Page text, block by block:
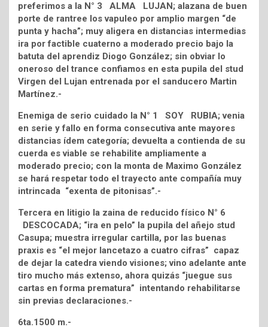
preferimos a la N° 3 ALMA LUJAN; alazana de buen
porte de rantree los vapuleo por amplio margen “de
punta y hacha”; muy aligera en distancias intermedias
ira por factible cuaterno a moderado precio bajo la
batuta del aprendiz Diogo González; sin obviar lo
oneroso del trance confiamos en esta pupila del stud
Virgen del Lujan entrenada por el sanducero Martin
Martínez.-
Enemiga de serio cuidado la N° 1 SOY RUBIA; venia
en serie y fallo en forma consecutiva ante mayores
distancias ídem categoría; devuelta a contienda de su
cuerda es viable se rehabilite ampliamente a
moderado precio; con la monta de Maximo González
se hará respetar todo el trayecto ante compañía muy
intrincada “exenta de pitonisas”.-
Tercera en litigio la zaina de reducido físico N° 6
DESCOCADA; “ira en pelo” la pupila del añejo stud
Casupa; muestra irregular cartilla, por las buenas
praxis es “el mejor lancetazo a cuatro cifras” capaz
de dejar la catedra viendo visiones; vino adelante ante
tiro mucho más extenso, ahora quizás “juegue sus
cartas en forma prematura” intentando rehabilitarse
sin previas declaraciones.-
6ta.1500 m.-